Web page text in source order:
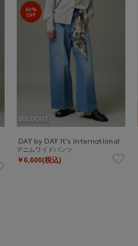
60%
OFF
SOLDOUT
DAY by DAY It's international
デニムワイドパンツ
￥6,600(税込)